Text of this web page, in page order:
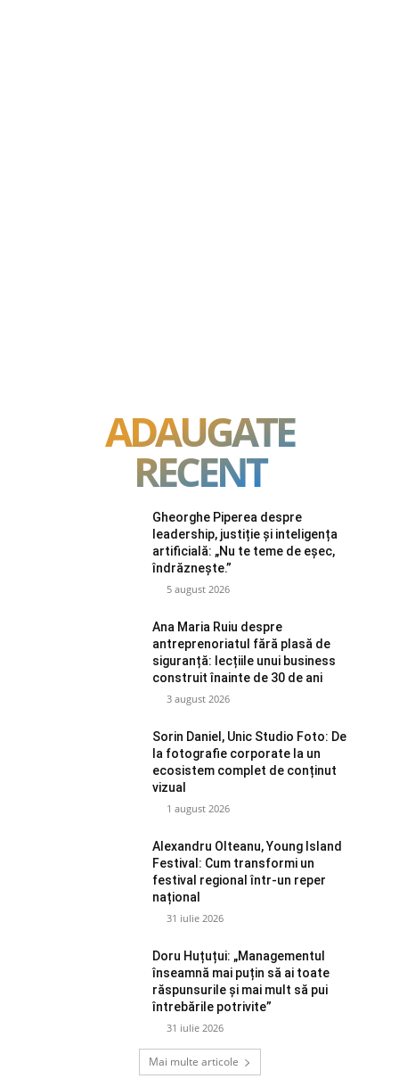
ADAUGATE
RECENT
Gheorghe Piperea despre
leadership, justiție și inteligența
artificială: „Nu te teme de eșec,
îndrăznește.”
5 august 2026
Ana Maria Ruiu despre
antreprenoriatul fără plasă de
siguranță: lecțiile unui business
construit înainte de 30 de ani
3 august 2026
Sorin Daniel, Unic Studio Foto: De
la fotografie corporate la un
ecosistem complet de conținut
vizual
1 august 2026
Alexandru Olteanu, Young Island
Festival: Cum transformi un
festival regional într-un reper
național
31 iulie 2026
Doru Huțuțui: „Managementul
înseamnă mai puțin să ai toate
răspunsurile și mai mult să pui
întrebările potrivite”
31 iulie 2026
Mai multe articole